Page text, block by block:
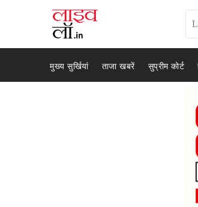
मुख्य सुर्खियां ताजा खबरें सुप्रीम कोर्ट